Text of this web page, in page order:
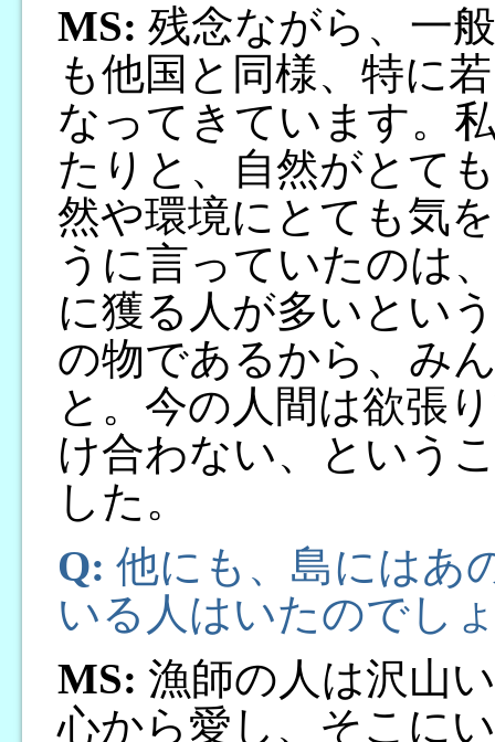
MS: 残念ながら、一
も他国と同様、特に
なってきています。
たりと、自然がとて
然や環境にとても気
うに言っていたのは
に獲る人が多いとい
の物であるから、み
と。今の人間は欲張
け合わない、という
した。
Q: 他にも、島にはあ
いる人はいたのでし
MS: 漁師の人は沢山
心から愛し、そこに